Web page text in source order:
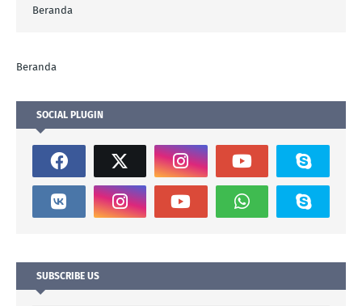
Beranda
Beranda
SOCIAL PLUGIN
SUBSCRIBE US